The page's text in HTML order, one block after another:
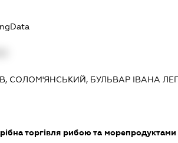
СОЛОМ'ЯНСЬКИЙ, БУЛЬВАР ІВАНА
торгівля рибою та морепродуктами